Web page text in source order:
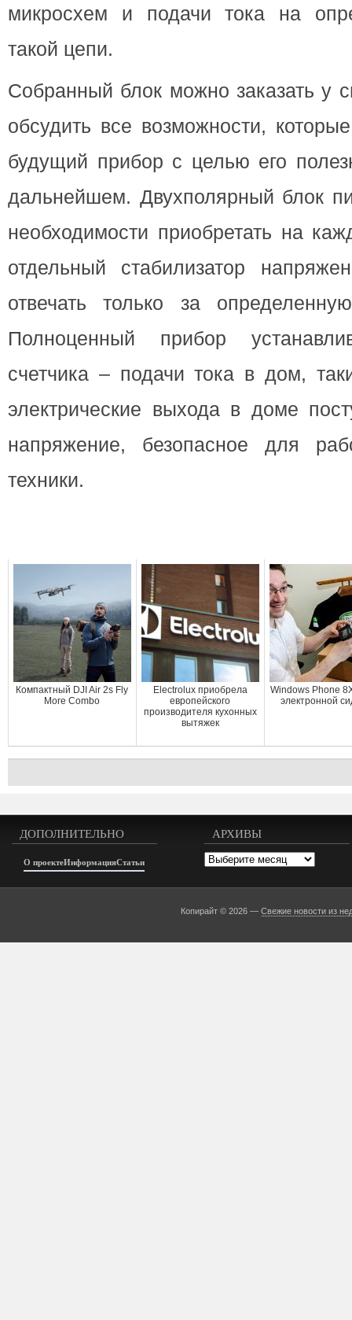
микросхем и подачи тока на
такой цепи.
Собранный блок можно заказать у
обсудить все возможности,
будущий прибор с целью его
дальнейшем. Двухполярный блок
необходимости приобретать на
отдельный стабилизатор
отвечать только за
Полноценный прибор
счетчика – подачи тока в дом,
электрические выхода в доме
напряжение, безопасное для
техники.
Компактный DJI Air 2s Fly
More Combo
Electrolux приобрела
европейского
производителя кухонных
вытяжек
Windows Phone
электронной
ДОПОЛНИТЕЛЬНО
О проектеИнформацияСтатьи
АРХИВЫ
Архивы
Копирайт © 2026 —Свежие новости из